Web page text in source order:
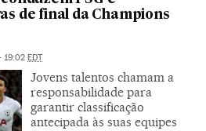
de final da Champions
19:02 EDT
Jovens talentos chamam a
responsabilidade para
garantir classificação
antecipada às suas equipes